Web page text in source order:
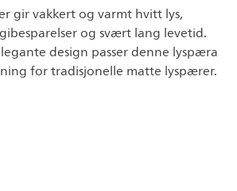
gir vakkert og varmt hvitt lys,
og svært lang levetid.
design passer denne lyspæra
for tradisjonelle matte lyspærer.